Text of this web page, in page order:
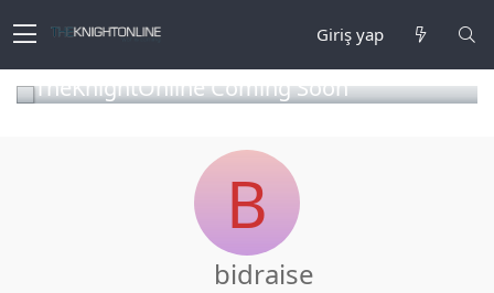
Giriş yap
TheKnightOnline Coming Soon
B
bidraise